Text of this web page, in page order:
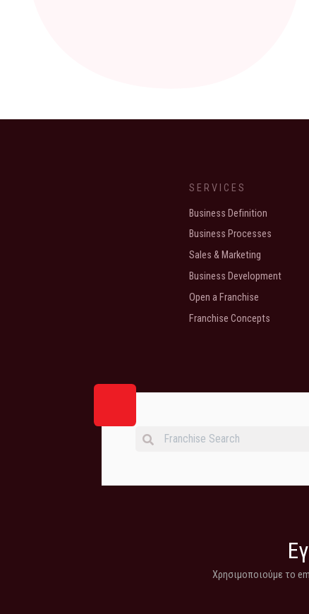
SERVICES
Business Definition
Business Processes
Sales & Marketing
Business Development
Open a Franchise
Franchise Concepts
Χρησιμοποιούμε το